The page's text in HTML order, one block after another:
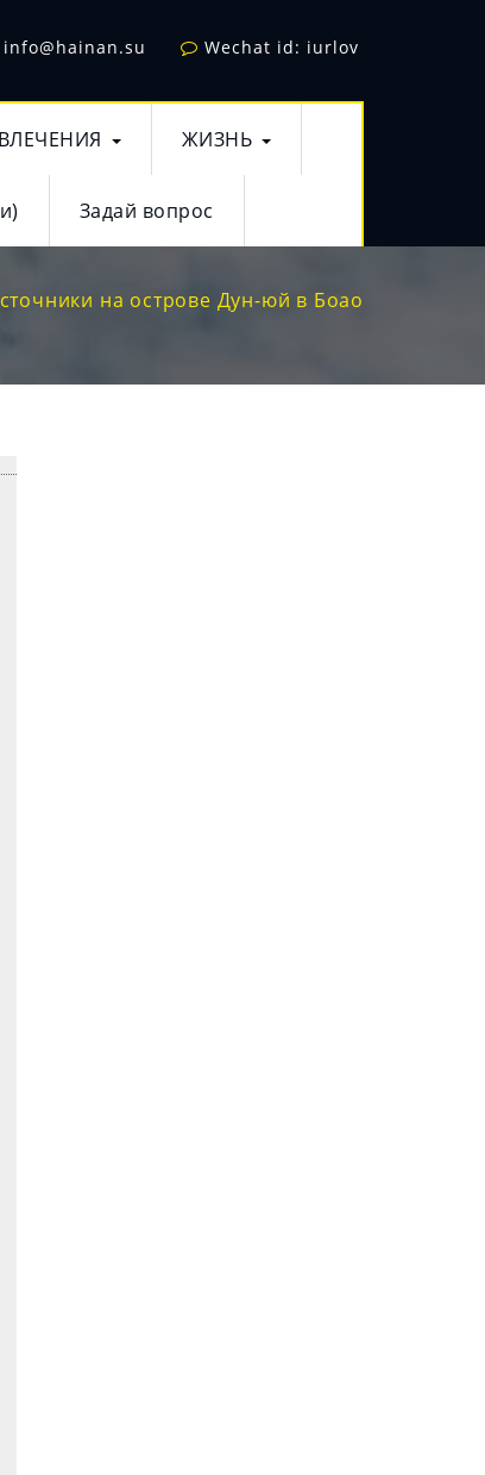
info@hainan.su Wechat id: iurlov
ЖИЗНЬ
Задай вопрос
на острове Дун-юй в Боао